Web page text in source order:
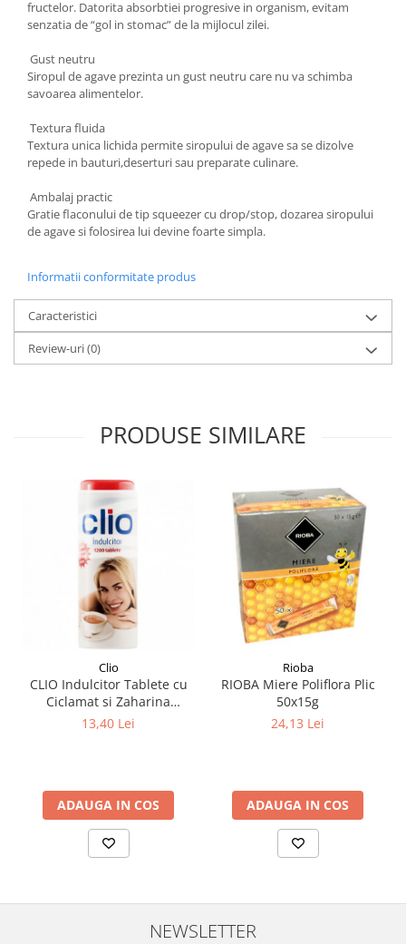
fructelor. Datorita absorbtiei progresive in organism, evitam
senzatia de “gol in stomac” de la mijlocul zilei.
Gust neutru
Siropul de agave prezinta un gust neutru care nu va schimba
savoarea alimentelor.
Textura fluida
Textura unica lichida permite siropului de agave sa se dizolve
repede in bauturi,deserturi sau preparate culinare.
Ambalaj practic
Gratie flaconului de tip squeezer cu drop/stop, dozarea siropului
de agave si folosirea lui devine foarte simpla.
Informatii conformitate produs
Caracteristici
Review-uri(0)
PRODUSE SIMILARE
Clio
CLIO Indulcitor Tablete cu
Ciclamat si Zaharina
1200buc
13,40 Lei
ADAUGA IN COS
Rioba
RIOBA Miere Poliflora Plic
50x15g
24,13 Lei
ADAUGA IN COS
NEWSLETTER